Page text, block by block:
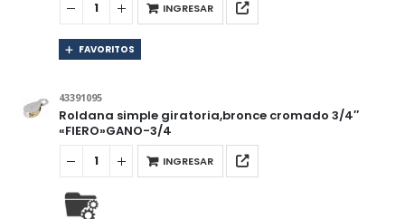
INGRESAR
FAVORITOS
43391095
Roldana simple giratoria,bronce cromado 3/4″
«FIERO»GANO-3/4
INGRESAR